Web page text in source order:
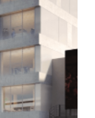
de bureaux
Good
VEFA